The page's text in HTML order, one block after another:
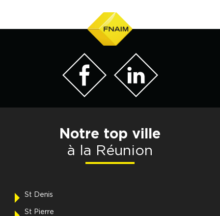
Notre top ville
à la Réunion
St Denis
St Pierre